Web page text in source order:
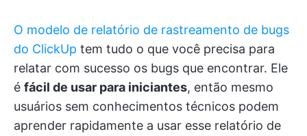
O modelo de relatório de rastreamento de bugs
do ClickUp tem tudo o que você precisa para
relatar com sucesso os bugs que encontrar. Ele
é fácil de usar para iniciantes, então mesmo
usuários sem conhecimentos técnicos podem
aprender rapidamente a usar esse relatório de